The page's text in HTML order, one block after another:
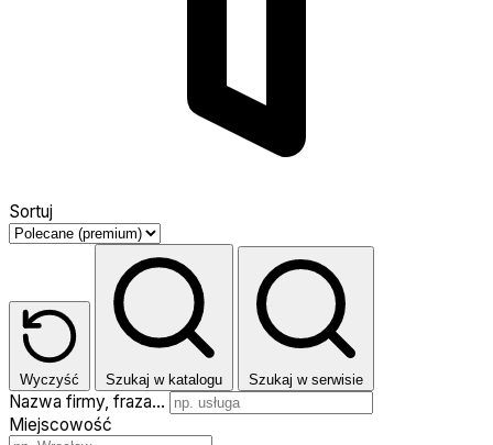
Sortuj
Wyczyść Szukaj w katalogu Szukaj w serwisie
Nazwa firmy, fraza…
Miejscowość